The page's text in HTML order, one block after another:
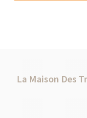
La Maison Des